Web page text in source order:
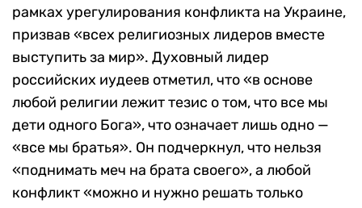
рамках урегулирования конфликта на Украине,
призвав «всех религиозных лидеров вместе
выступить за мир». Духовный лидер
российских иудеев отметил, что «в основе
любой религии лежит тезис о том, что все мы
дети одного Бога», что означает лишь одно —
«все мы братья». Он подчеркнул, что нельзя
«поднимать меч на брата своего», а любой
конфликт «можно и нужно решать только